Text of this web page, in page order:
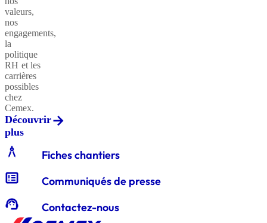
valeurs,
nos
engagements,
la
politique
RH et les
carrières
possibles
chez
Cemex.
Découvrir
plus
architecture Fiches chantiers
breaking_news Communiqués de presse
support_agent Contactez-nous